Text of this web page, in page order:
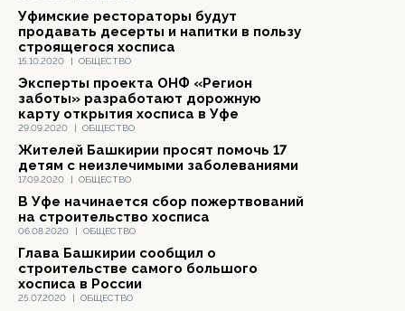
15.10.2020 | ОБЩЕСТВО
Уфимские рестораторы будут
продавать десерты и напитки в пользу
строящегося хосписа
29.09.2020 | ОБЩЕСТВО
Эксперты проекта ОНФ «Регион
заботы» разработают дорожную
карту открытия хосписа в Уфе
17.09.2020 | ОБЩЕСТВО
Жителей Башкирии просят помочь 17
детям с неизлечимыми заболеваниями
06.08.2020 | ОБЩЕСТВО
В Уфе начинается сбор пожертвований
на строительство хосписа
25.07.2020 | ОБЩЕСТВО
Глава Башкирии сообщил о
строительстве самого большого
хосписа в России